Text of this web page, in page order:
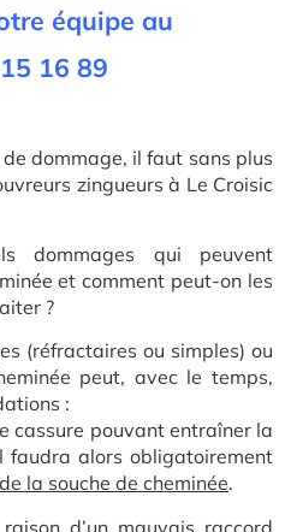
équipe au
16 89
de dommage, il faut sans plus
zingueurs à Le Croisic
dommages qui peuvent
et comment peut-on les
?
(réfractaires ou simples) ou
peut, avec le temps,
:
cassure pouvant entraîner la
faudra alors obligatoirement
la souche de cheminée.
raison d’un mauvais raccord